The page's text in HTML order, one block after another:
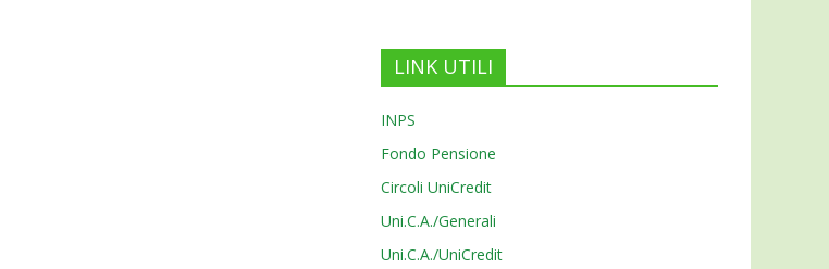
LINK UTILI
INPS
Fondo Pensione
Circoli UniCredit
Uni.C.A./Generali
Uni.C.A./UniCredit